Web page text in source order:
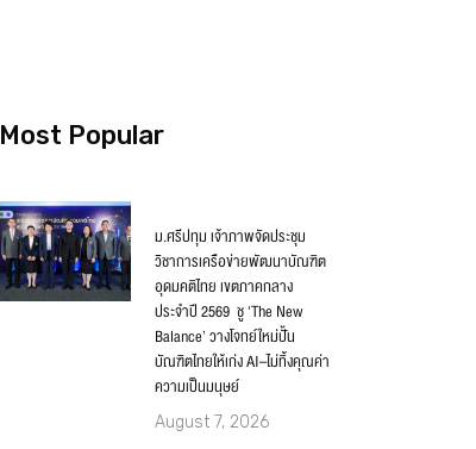
Most Popular
ม.ศรีปทุม เจ้าภาพจัดประชุม
วิชาการเครือข่ายพัฒนาบัณฑิต
อุดมคติไทย เขตภาคกลาง
ประจำปี 2569 ชู ‘The New
Balance’ วางโจทย์ใหม่ปั้น
บัณฑิตไทยให้เก่ง AI–ไม่ทิ้งคุณค่า
ความเป็นมนุษย์
August 7, 2026